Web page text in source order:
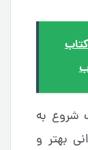
شروع به
بهتر و